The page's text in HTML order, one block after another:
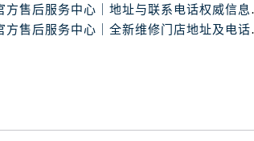
哈尔滨浪琴
哈尔滨浪琴官